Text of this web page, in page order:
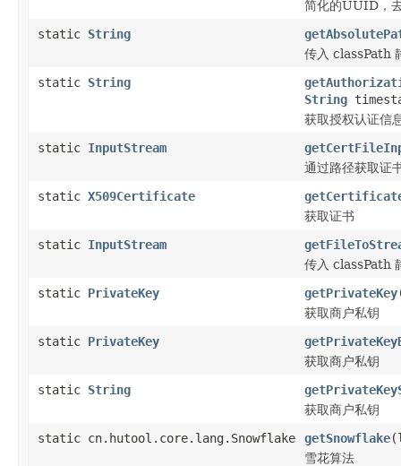
简化的UUID，
static String
传入 classPath
static String
String
获取授权认证信
static InputStream
通过路径获取证
static X509Certificate
获取证书
static InputStream
传入 classPath
static PrivateKey getPrivateKey
获取商户私钥
static PrivateKey
获取商户私钥
static String
获取商户私钥
static cn.hutool.core.lang.Snowflake
getSnowflake
雪花算法